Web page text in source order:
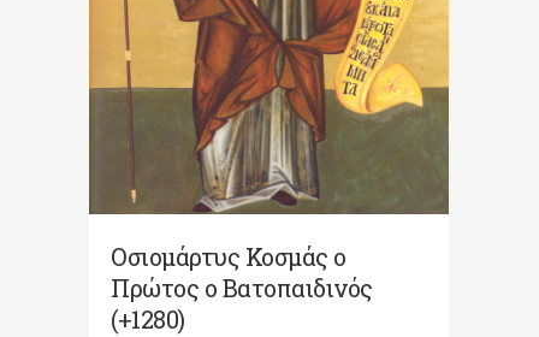
Οσιομάρτυς Κοσμάς ο
Πρώτος ο Βατοπαιδινός
(+1280)